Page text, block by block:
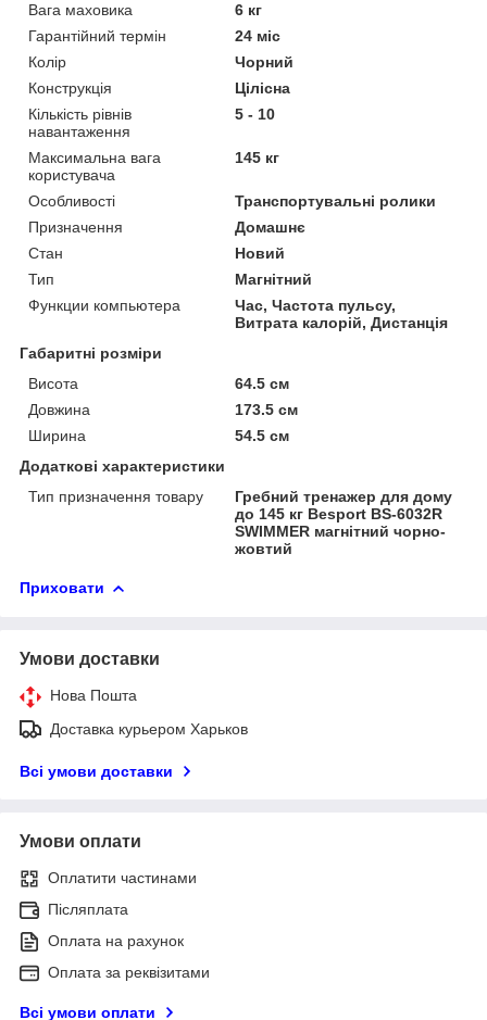
Вага маховика
6 кг
Гарантійний термін
24 міс
Колір
Чорний
Конструкція
Цілісна
Кількість рівнів
навантаження
5 - 10
Максимальна вага
користувача
145 кг
Особливості
Транспортувальні ролики
Призначення
Домашнє
Стан
Новий
Тип
Магнітний
Функции компьютера
Час, Частота пульсу,
Витрата калорій, Дистанція
Габаритні розміри
Висота
64.5 см
Довжина
173.5 см
Ширина
54.5 см
Додаткові характеристики
Тип призначення товару
Гребний тренажер для дому
до 145 кг Besport BS-6032R
SWIMMER магнітний чорно-
жовтий
Приховати
Умови доставки
Нова Пошта
Доставка курьером Харьков
Всі умови доставки
Умови оплати
Оплатити частинами
Післяплата
Оплата на рахунок
Оплата за реквізитами
Всі умови оплати